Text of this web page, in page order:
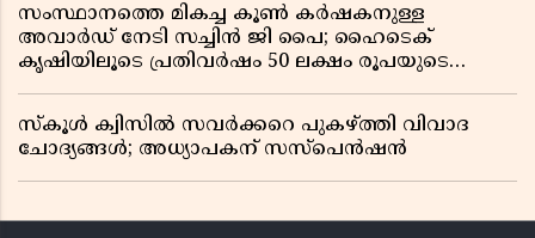
സംസ്ഥാനത്തെ മികച്ച കൂൺ കർഷകനുള്ള
അവാർഡ് നേടി സച്ചിൻ ജി പൈ; ഹൈടെക്
കൃഷിയിലൂടെ പ്രതിവർഷം 50 ലക്ഷം രൂപയുടെ
സ്കൂൾ ക്വിസിൽ സവർക്കറെ പുകഴ്ത്തി വിവാദ
ചോദ്യങ്ങൾ; അധ്യാപകന് സസ്പെൻഷൻ